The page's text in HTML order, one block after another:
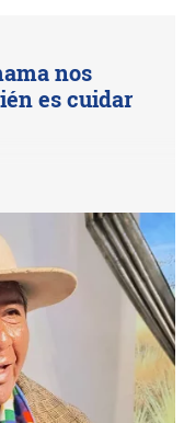
nos
es cuidar